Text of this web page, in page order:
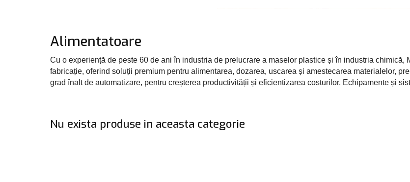
Alimentatoare
Cu o experiență de peste 60 de ani în industria de prelucrare a maselor plastice și în industria
fabricație, oferind soluții premium pentru alimentarea, dozarea, uscarea și amestecarea materialelor,
grad înalt de automatizare, pentru creșterea productivității și eficientizarea costurilor. Echipamente și
Nu exista produse in aceasta categorie